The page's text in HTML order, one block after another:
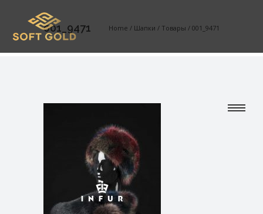
001_9471 Home / Шапки / Товары / 001_9471